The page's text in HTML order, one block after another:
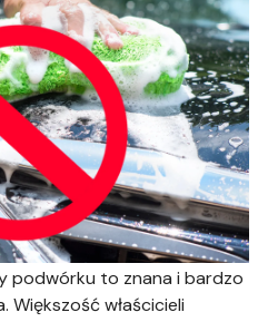
podwórku to znana i bardzo
właścicieli